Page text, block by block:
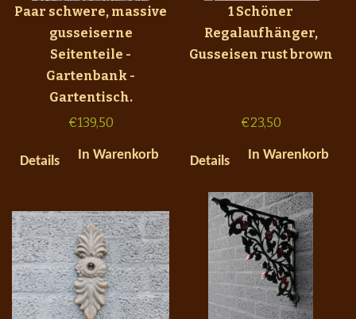
Paar schwere, massive
gusseiserne
Seitenteile -
Gartenbank -
Gartentisch.
€139,50
Details In Warenkorb
1 Schöner
Regalaufhänger,
Gusseisen rust brown
€23,50
Details In Warenkorb